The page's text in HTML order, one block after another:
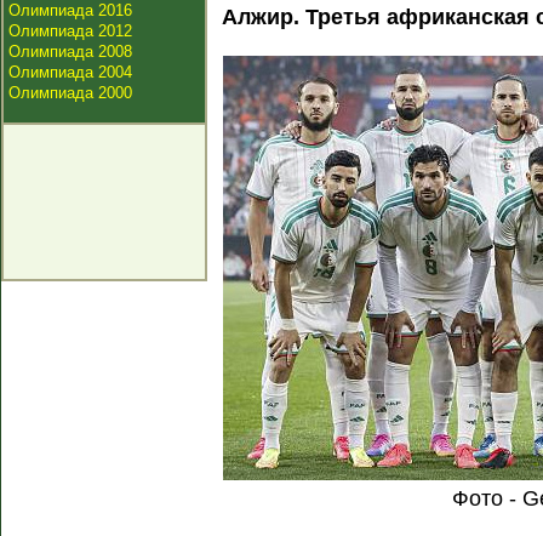
Олимпиада 2016
Олимпиада 2012
Олимпиада 2008
Олимпиада 2004
Олимпиада 2000
Алжир. Третья африканская
Фото -